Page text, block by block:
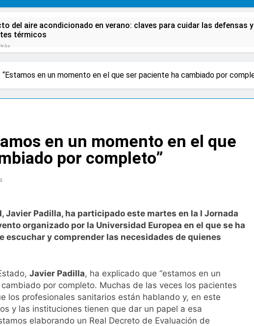
del aire acondicionado en verano: claves para cuidar las
térmicos
de Miranza advierten de que mirar el eclipse solar sin protección
segundos
de una bacteria en el tumor podría ser clave en la
la importancia de la fotoprotección entre los más pequeños
pediátrica puede ayudar a aliviar el malestar asociado al cólico
el proyecto de ley del tabaco que amplía los espacios sin humo a
Atrás
aprueba el proyecto de ley del medicamento: más sostenibilidad,
del running llega al verano: por qué el magnesio es clave para el
publica el primer análisis nacional sobre la situación de las TCAE en
Atrás
“Estamos en un momento en el que ser paciente ha cambiado por
en un momento en el que
por completo”
Javier Padilla, ha participado este martes en la I Jornada
organizado por la Universidad Europea en el que se ha
escuchar y comprender las necesidades de quienes
Javier Padilla, ha explicado que “estamos en un
por completo. Muchas de las veces los pacientes
los profesionales sanitarios están hablando y, en este
y las instituciones tienen que dar un papel a esa
elaborando un Real Decreto de Evaluación de